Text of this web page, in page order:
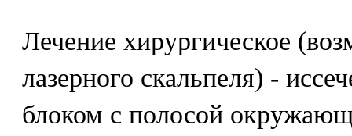
Лечение хирургическое
лазерного скальпеля) -
блоком с полосой